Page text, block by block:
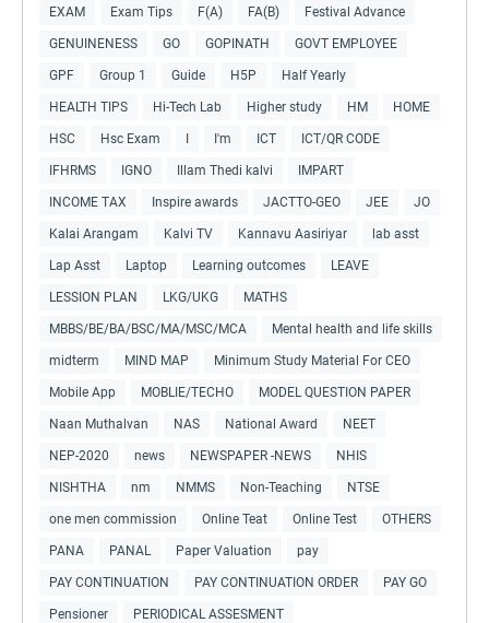
EXAM Exam Tips F(A) FA(B) Festival Advance
GENUINENESS GO GOPINATH GOVT EMPLOYEE
GPF Group 1 Guide H5P Half Yearly
HEALTH TIPS Hi-Tech Lab Higher study HM HOME
HSC Hsc Exam I'm ICT ICT/QR CODE
IFHRMS IGNO Illam Thedi kalvi IMPART
INCOME TAX Inspire awards JACTTO-GEO JEE JO
Kalai Arangam Kalvi TV Kannavu Aasiriyar lab asst
Lap Asst Laptop Learning outcomes LEAVE
LESSION PLAN LKG/UKG MATHS
MBBS/BE/BA/BSC/MA/MSC/MCA Mental health and life skills
midterm MIND MAP Minimum Study Material For CEO
Mobile App MOBLIE/TECHO MODEL QUESTION PAPER
Naan Muthalvan NAS National Award NEET
NEP-2020 news NEWSPAPER -NEWS NHIS
NISHTHA nm NMMS Non-Teaching NTSE
one men commission Online Teat Online Test OTHERS
PANA PANAL Paper Valuation pay
PAY CONTINUATION PAY CONTINUATION ORDER PAY GO
Pensioner PERIODICAL ASSESMENT